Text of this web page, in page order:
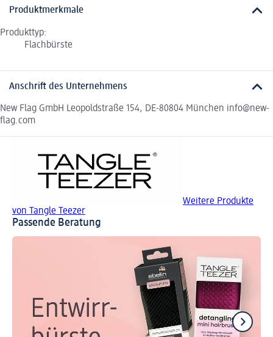
Produktmerkmale
Produkttyp:
Flachbürste
Anschrift des Unternehmens
New Flag GmbH Leopoldstraße 154, DE-80804 München info@new-
flag.com
Weitere Produkte
von Tangle Teezer
Passende Beratung